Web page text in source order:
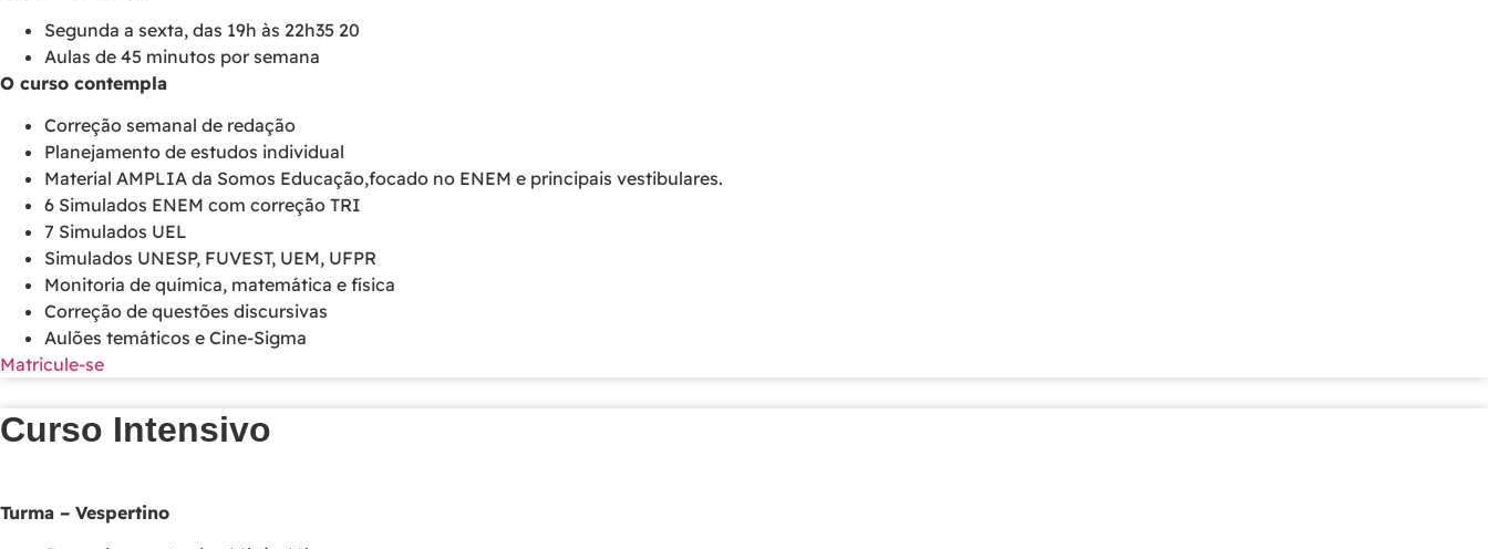
Segunda a sexta, das 19h às 22h35 20
Aulas de 45 minutos por semana
O curso contempla
Correção semanal de redação
Planejamento de estudos individual
Material AMPLIA da Somos Educação,focado no ENEM e principais vestibulares.
6 Simulados ENEM com correção TRI
7 Simulados UEL
Simulados UNESP, FUVEST, UEM, UFPR
Monitoria de química, matemática e física
Correção de questões discursivas
Aulões temáticos e Cine-Sigma
Matricule-se
Curso Intensivo
Turma – Vespertino